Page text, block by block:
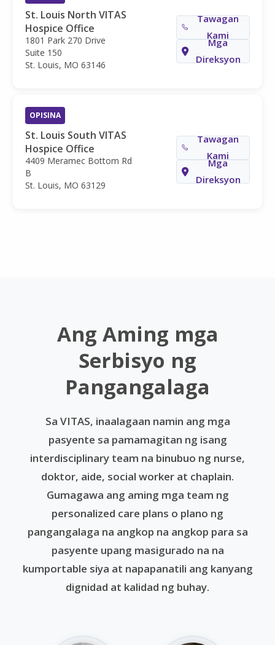
St. Louis North VITAS
Hospice Office
1801 Park 270 Drive
Suite 150
St. Louis, MO 63146
Tawagan
Kami
Mga
Direksyon
OPISINA
St. Louis South VITAS
Hospice Office
4409 Meramec Bottom Rd
B
St. Louis, MO 63129
Tawagan
Kami
Mga
Direksyon
Ang Aming mga
Serbisyo ng
Pangangalaga
Sa VITAS, inaalagaan namin ang mga
pasyente sa pamamagitan ng isang
interdisciplinary team na binubuo ng nurse,
doktor, aide, social worker at chaplain.
Gumagawa ang aming mga team ng
personalized care plans o plano ng
pangangalaga na angkop na angkop para sa
pasyente upang masigurado na na
kumportable siya at napapanatili ang kanyang
dignidad at kalidad ng buhay.